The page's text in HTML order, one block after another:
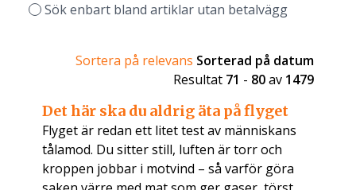
Sök enbart bland artiklar utan betalvägg
Sortera på relevans Sorterad på datum
Resultat 71 - 80av 1479
Det här ska du aldrig äta på flyget
Flyget är redan ett litet test av människans
tålamod. Du sitter still, luften är torr och
kroppen jobbar i motvind – så varför göra